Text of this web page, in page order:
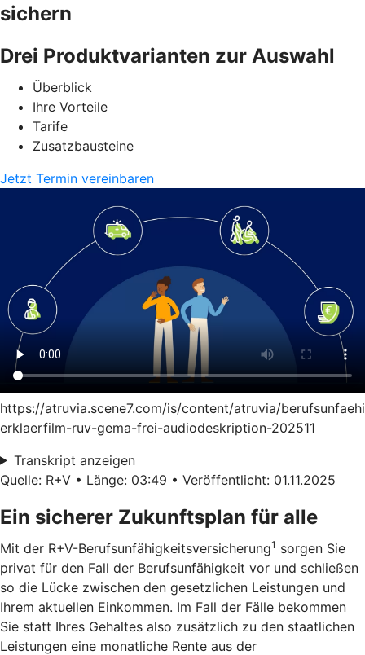
sichern
Drei Produktvarianten zur Auswahl
Überblick
Ihre Vorteile
Tarife
Zusatzbausteine
Jetzt Termin vereinbaren
https://atruvia.scene7.com/is/content/atruvia/
erklaerfilm-ruv-gema-frei-audiodeskription-202511
Transkript anzeigen
Quelle: R+V • Länge: 03:49 • Veröffentlicht: 01.11.2025
Ein sicherer Zukunftsplan für alle
Mit der R+V-Berufsunfähigkeitsversicherung1 sorgen Sie
privat für den Fall der Berufsunfähigkeit vor und schließen
so die Lücke zwischen den gesetzlichen Leistungen und
Ihrem aktuellen Einkommen. Im Fall der Fälle bekommen
Sie statt Ihres Gehaltes also zusätzlich zu den staatlichen
Leistungen eine monatliche Rente aus der